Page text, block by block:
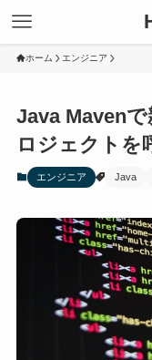
ホーム エンジニア
Java Maven
ロジェクトを
エンジニア Java